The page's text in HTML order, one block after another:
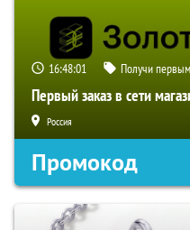
16:48:00 Получи
Первый заказ в сети
Россия
Промокод